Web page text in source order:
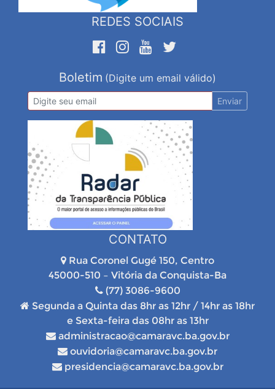
REDES SOCIAIS
Boletim (Digite um email válido)
Enviar
CONTATO
Rua Coronel Gugé 150, Centro
45000-510 – Vitória da Conquista-Ba
(77) 3086-9600
Segunda a Quinta das 8hr as 12hr / 14hr as 18hr
e Sexta-feira das 08hr as 13hr
administracao@camaravc.ba.gov.br
ouvidoria@camaravc.ba.gov.br
presidencia@camaravc.ba.gov.br